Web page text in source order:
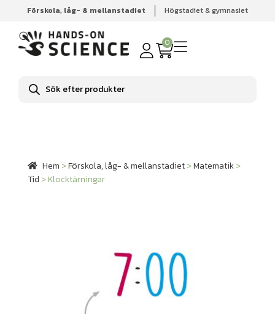
Förskola, låg- & mellanstadiet Högstadiet & gymnasiet
0
Produktsökning
Hem Förskola, låg- & mellanstadiet Matematik
Tid
Klocktärningar
Hem >Förskola, låg- & mellanstadiet>Matematik>
Tid >Klocktärningar